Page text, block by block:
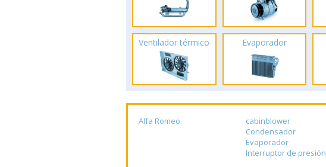
Ventilador térmico Evaporador
Alfa Romeo cabinblower
Condensador
Evaporador
Interruptor de presión